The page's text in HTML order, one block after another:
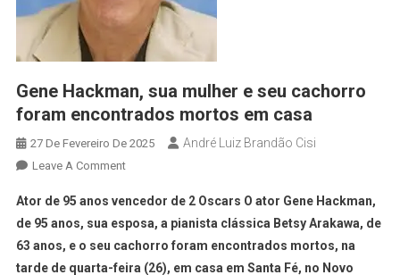
Gene Hackman, sua mulher e seu cachorro
foram encontrados mortos em casa
27 De Fevereiro De 2025 André Luiz Brandão Cisi
Leave A Comment
Ator de 95 anos vencedor de 2 Oscars O ator Gene Hackman,
de 95 anos, sua esposa, a pianista clássica Betsy Arakawa, de
63 anos, e o seu cachorro foram encontrados mortos, na
tarde de quarta-feira (26), em casa em Santa Fé, no Novo